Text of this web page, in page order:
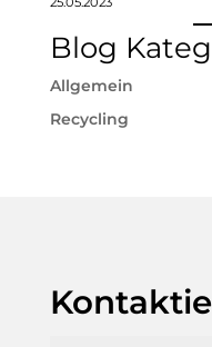
Blog
Allgemein
Recycling